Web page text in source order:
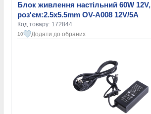
Блок живлення настільний 60W 12V,
роз'єм:2.5x5.5mm OV-A008 12V/5A
Код товару: 172844
10 Додати до обраних